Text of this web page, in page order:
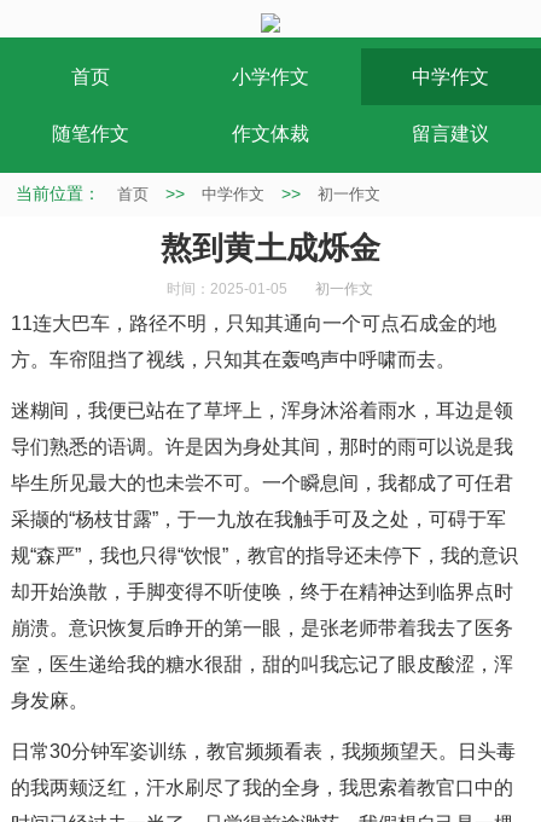
首页 小学作文 中学作文
随笔作文 作文体裁 留言建议
当前位置： 首页 >> 中学作文 >> 初一作文
熬到黄土成烁金
时间：2025-01-05 初一作文
11连大巴车，路径不明，只知其通向一个可点石成金的地
方。车帘阻挡了视线，只知其在轰鸣声中呼啸而去。
迷糊间，我便已站在了草坪上，浑身沐浴着雨水，耳边是领
导们熟悉的语调。许是因为身处其间，那时的雨可以说是我
毕生所见最大的也未尝不可。一个瞬息间，我都成了可任君
采撷的“杨枝甘露”，于一九放在我触手可及之处，可碍于军
规“森严”，我也只得“饮恨”，教官的指导还未停下，我的意识
却开始涣散，手脚变得不听使唤，终于在精神达到临界点时
崩溃。意识恢复后睁开的第一眼，是张老师带着我去了医务
室，医生递给我的糖水很甜，甜的叫我忘记了眼皮酸涩，浑
身发麻。
日常30分钟军姿训练，教官频频看表，我频频望天。日头毒
的我两颊泛红，汗水刷尽了我的全身，我思索着教官口中的